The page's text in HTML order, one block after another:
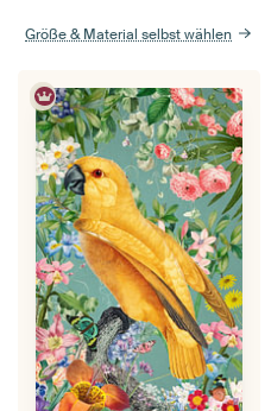
Größe & Material selbst wählen